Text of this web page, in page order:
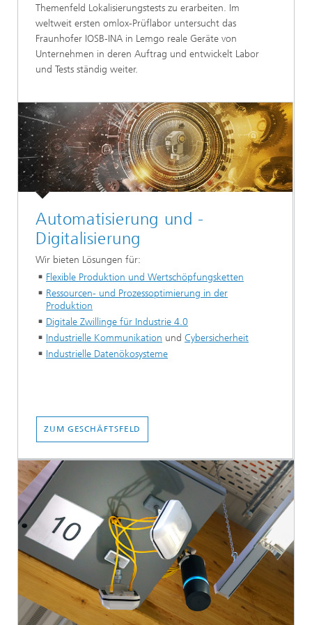
Themenfeld Lokalisierungstests zu erarbeiten. Im
weltweit ersten omlox-Prüflabor untersucht das
Fraunhofer IOSB-INA in Lemgo reale Geräte von
Unternehmen in deren Auftrag und entwickelt Labor
und Tests ständig weiter.
Automatisierung und ­
Digitalisierung
Wir bieten Lösungen für:
Flexible Produktion und Wertschöpfungsketten
Ressourcen- und Prozessoptimierung in der
Produktion
Digitale Zwillinge für Industrie 4.0
Industrielle Kommunikation und Cybersicherheit
Industrielle Datenökosysteme
ZUM GESCHÄFTSFELD